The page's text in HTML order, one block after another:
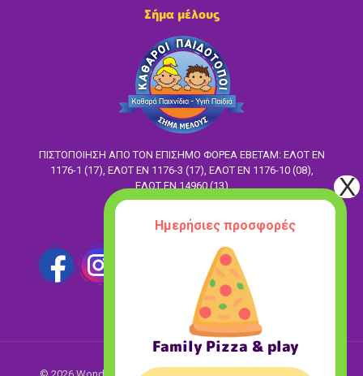
Σήμα μέλους
ΠΙΣΤΟΠΟΙΗΣΗ ΑΠΟ ΤΟΝ ΕΠΙΣΗΜΟ ΦΟΡΕΑ ΕΒΕΤΑΜ: ΕΛΟΤ EN
1176-1 (17), ΕΛΟΤ ΕΝ 1176-3 (17), ΕΛΟΤ ΕΝ 1176-10 (08),
ΕΛΟΤ ΕΝ 14960 (13)
Ακολούθησέ μας
Ημερήσιες προσφορές
Family Pizza & play